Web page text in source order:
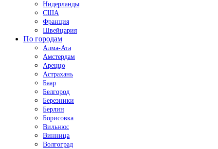
Нидерланды
США
Франция
Швейцария
По городам
Алма-Ата
Амстердам
Ареццо
Астрахань
Баар
Белгород
Березники
Берлин
Борисовка
Вильнюс
Винница
Волгоград